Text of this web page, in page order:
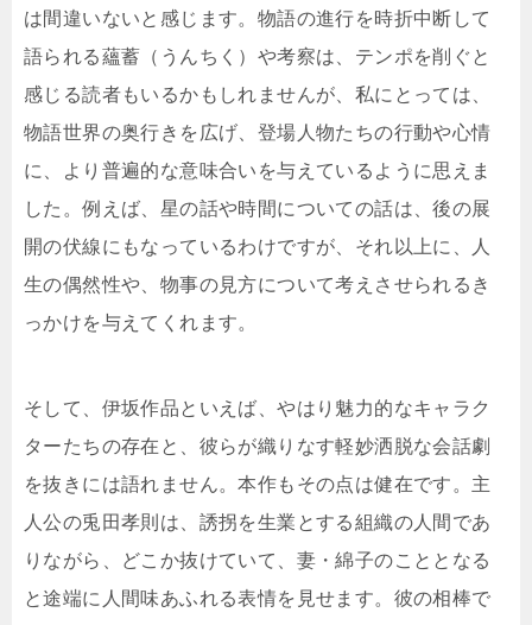
は間違いないと感じます。物語の進行を時折中断して
語られる蘊蓄（うんちく）や考察は、テンポを削ぐと
感じる読者もいるかもしれませんが、私にとっては、
物語世界の奥行きを広げ、登場人物たちの行動や心情
に、より普遍的な意味合いを与えているように思えま
した。例えば、星の話や時間についての話は、後の展
開の伏線にもなっているわけですが、それ以上に、人
生の偶然性や、物事の見方について考えさせられるき
っかけを与えてくれます。
そして、伊坂作品といえば、やはり魅力的なキャラク
ターたちの存在と、彼らが織りなす軽妙洒脱な会話劇
を抜きには語れません。本作もその点は健在です。主
人公の兎田孝則は、誘拐を生業とする組織の人間であ
りながら、どこか抜けていて、妻・綿子のこととなる
と途端に人間味あふれる表情を見せます。彼の相棒で